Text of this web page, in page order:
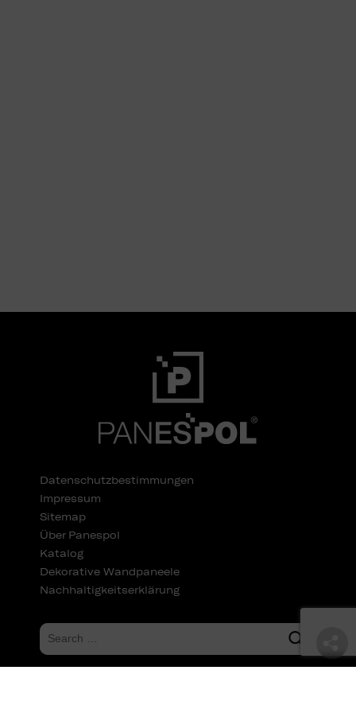
Datenschutzbestimmungen
Impressum
Sitemap
Über Panespol
Katalog
Dekorative Wandpaneele
Nachhaltigkeitserklärung